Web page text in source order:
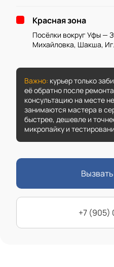
Красная зона
Посёлки вокруг Уфы —
Михайловка, Шакша,
Важно: курьер только
её обратно после
консультацию на месте
занимаются мастера в
быстрее, дешевле и
микропайку и
+7 (905)